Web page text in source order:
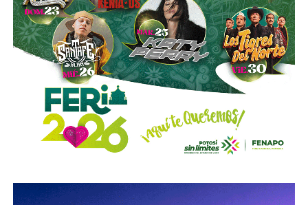
prestar el servicio de transporte en San Luis Potosí.
También lee:Ya es oficial: MiTaxi será la plataforma oficial
de transporte de la Fenapo 2026